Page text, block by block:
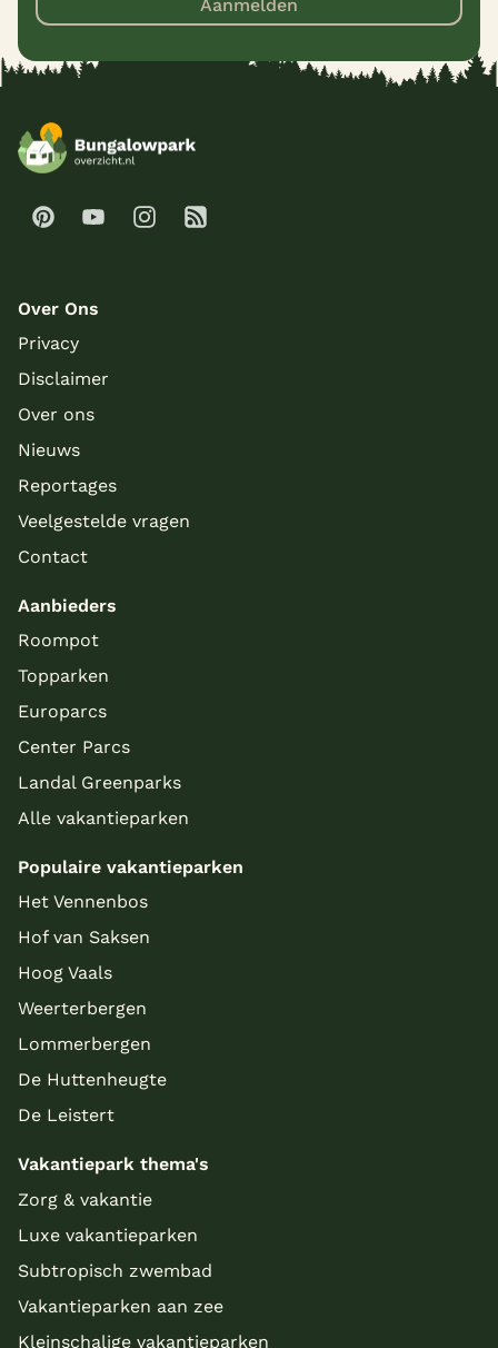
Meer inladen
Aanmelden
Over Ons
Privacy
Disclaimer
Over ons
Nieuws
Reportages
Veelgestelde vragen
Contact
Aanbieders
Roompot
Topparken
Europarcs
Center Parcs
Landal Greenparks
Alle vakantieparken
Populaire vakantieparken
Het Vennenbos
Hof van Saksen
Hoog Vaals
Weerterbergen
Lommerbergen
De Huttenheugte
De Leistert
Vakantiepark thema's
Zorg & vakantie
Luxe vakantieparken
Subtropisch zwembad
Vakantieparken aan zee
Kleinschalige vakantieparken